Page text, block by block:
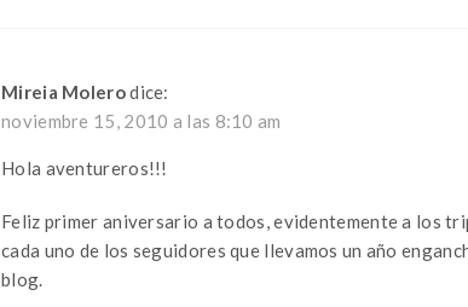
Mireia Molerodice:
noviembre 15, 2010 a las 8:10 am
Hola aventureros!!!
Feliz primer aniversario a todos, evidentemente a los
cada uno de los seguidores que llevamos un año
blog.